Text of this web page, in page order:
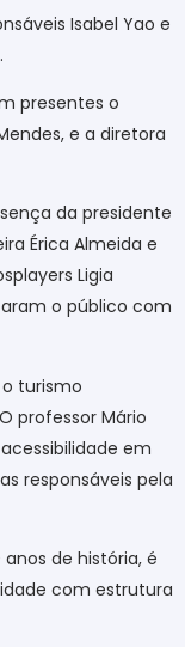
Isabel Yao e
presentes o
e a diretora
da presidente
Érica Almeida e
Ligia
o público com
turismo
professor Mário
em
responsáveis pela
de história, é
com estrutura